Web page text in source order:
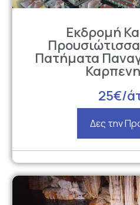
Εκδρομή
Πατήματα
25€/
Δες την